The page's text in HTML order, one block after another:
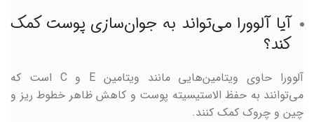
آیا آلوورا می‌تواند به جوان‌سازی پوست کمک
کند؟
آلوورا حاوی ویتامین‌هایی مانند ویتامین E و C است که
می‌توانند به حفظ الاستیسیته پوست و کاهش ظاهر خطوط ریز و
چین و چروک کمک کنند.